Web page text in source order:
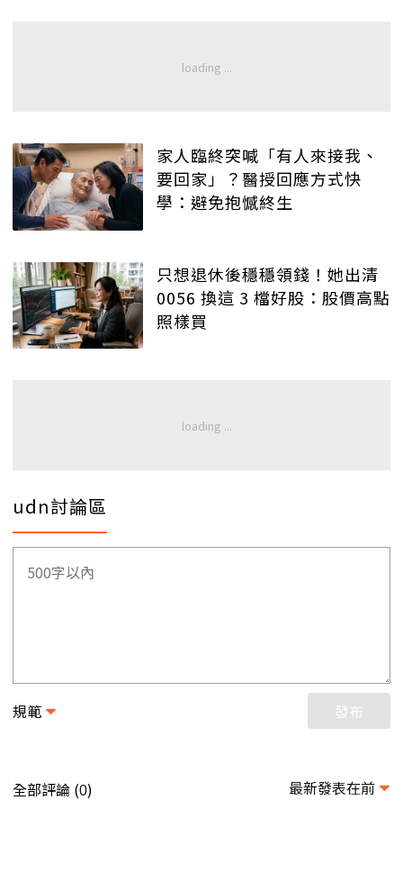
家人臨終突喊「有人來接我、
要回家」？醫授回應方式快
學：避免抱憾終生
只想退休後穩穩領錢！她出清
0056 換這 3 檔好股：股價高點
照樣買
udn討論區
規範 發布
全部評論 (0) 最新發表在前